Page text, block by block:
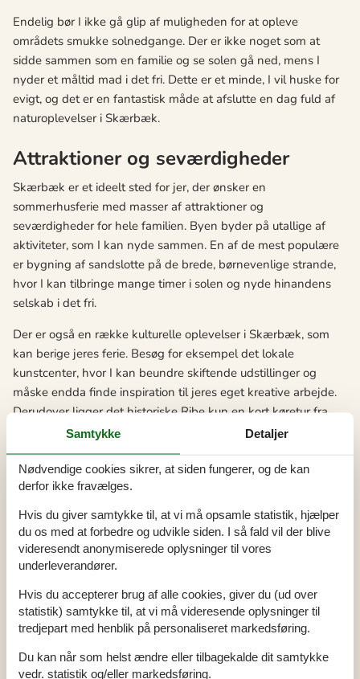
Endelig bør I ikke gå glip af muligheden for at opleve
områdets smukke solnedgange. Der er ikke noget som at
sidde sammen som en familie og se solen gå ned, mens I
nyder et måltid mad i det fri. Dette er et minde, I vil huske for
evigt, og det er en fantastisk måde at afslutte en dag fuld af
naturoplevelser i Skærbæk.
Attraktioner og seværdigheder
Skærbæk er et ideelt sted for jer, der ønsker en
sommerhusferie med masser af attraktioner og
seværdigheder for hele familien. Byen byder på utallige af
aktiviteter, som I kan nyde sammen. En af de mest populære
er bygning af sandslotte på de brede, børnevenlige strande,
hvor I kan tilbringe mange timer i solen og nyde hinandens
selskab i det fri.
Der er også en række kulturelle oplevelser i Skærbæk, som
kan berige jeres ferie. Besøg for eksempel det lokale
kunstcenter, hvor I kan beundre skiftende udstillinger og
måske endda finde inspiration til jeres eget kreative arbejde.
Derudover ligger det historiske Ribe kun en kort køretur fra
Skærbæk, hvor I kan gå på opdagelse i Danmarks ældste by.
For naturelskere er der også rig mulighed for at opleve den
lokale natur på nært hold. Det nærliggende Nationalpark
hvor I kan observere et rigt dyreliv og smukke landskaber.
Med alle disse attraktioner og seværdigheder kan I forvente
en sommerhusferie i Skærbæk, der er fyldt med
Her er et udvalg af de spændende oplevelser, der venter jer:
Rømø Strand: En kort køretur fra Skærbæk, vil I finde Rømø
Strand, som er en af de bredeste sandstrande i Europa. Her
Samtykke Detaljer
Nødvendige cookies sikrer, at siden fungerer, og de kan
derfor ikke fravælges.
Hvis du giver samtykke til, at vi må opsamle statistik, hjælper
du os med at forbedre og udvikle siden. I så fald vil der blive
videresendt anonymiserede oplysninger til vores
underleverandører.
Hvis du accepterer brug af alle cookies, giver du (ud over
statistik) samtykke til, at vi må videresende oplysninger til
tredjepart med henblik på personaliseret markedsføring.
Du kan når som helst ændre eller tilbagekalde dit samtykke
vedr. statistik og/eller markedsføring.